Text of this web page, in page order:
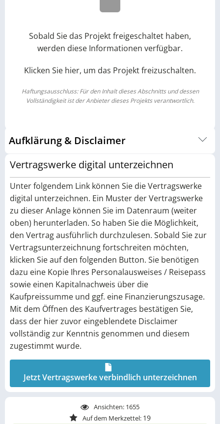
Ansichten: 1655
Auf dem Merkzettel: 19
Sobald Sie das Projekt freigeschaltet haben,
werden diese Informationen verfügbar.
Klicken Sie hier, um das Projekt freizuschalten.
Haftungsausschluss: Für den Inhalt dieses Abschnitts und dessen
Vollständigkeit ist der Anbieter dieses Projekts verantwortlich.
Aufklärung & Disclaimer
Um Ihnen eine fundierte Entscheidungsgrundlage zu bieten,
haben wir auf einer eigenen Unterseite alle wichtigen
Informationen rund um ein Photovoltaik-Investment
gebündelt. Dort werden Chancen, Risiken sowie
wirtschaftliche Rahmenbedingungen ausführlich erläutert.
Die Inhalte sind bewusst detailliert aufbereitet und stellen
eine wichtige Grundlage für das Verständnis des
Investments dar. Wir empfehlen daher, diese Seite vor einer
Investitionsentscheidung vollständig zu lesen. Zur
Unterseite: Solar Investment
Alle hier sowie alle im Datenraum aufgeführten Angaben,
Prognosen über Entwicklungen, Berechnungen, Höhen von
Vergütungen sowie die steuerlichen und rechtlichen
Grundlagen wurden vom jeweiligen Anbieter mit Sorgfalt
zusammengestellt. Die Milk the Sun Plattform (MTS) ist
reiner Plattformbetreiber und nicht verantwortlich für
Inhalte des Inserates. Eine Haftung für Inhalt, Richtigkeit,
Vollständigkeit und Aktualität der Angaben, sowie für
Gesetzesänderungen, wirtschaftliche Entwicklungen,
meteorologische Schwankungen oder Änderungen der
Rechtsprechung, einschließlich Maßnahmen der
Steuerbehörden kann durch den Verkäufer und die MTS
nicht übernommen werden. Alle Regelungen hierzu richten
sich nach dem Kaufvertrag. Gleiches gilt für den
tatsächlichen Eintritt der mit dem Erwerb eines PV-
Vertragswerke digital unterzeichnen
Unter folgendem Link können Sie die Vertragswerke
digital unterzeichnen. Ein Muster der Vertragswerke
zu dieser Anlage können Sie im Datenraum (weiter
oben) herunterladen. So haben Sie die Möglichkeit,
den Vertrag ausführlich durchzulesen. Sobald Sie zur
Vertragsunterzeichnung fortschreiten möchten,
klicken Sie auf den folgenden Button. Sie benötigen
dazu eine Kopie Ihres Personalausweises / Reisepass
sowie einen Kapitalnachweis über die
Kaufpreissumme und ggf. eine Finanzierungszusage.
Mit dem Öffnen des Kaufvertrages bestätigen Sie,
dass der hier zuvor eingeblendete Disclaimer
vollständig zur Kenntnis genommen und diesem
zugestimmt wurde.
Jetzt Vertragswerke verbindlich unterzeichnen